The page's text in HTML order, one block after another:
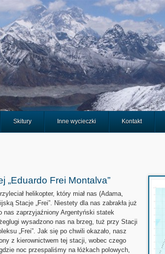
Skitury Inne wycieczki Kontakt
„Eduardo Frei Montalva”
helikopter, który miał nas (Adama,
Stacje „Frei”. Niestety dla nas zabrakła już
nas zaprzyjaźniony Argentyński statek
wysadzono nas na brzeg, tuż przy Stacji
„Frei”. Jak się po chwili okazało, nasz
z kierownictwem tej stacji, wobec czego
noc przespaliśmy na łóżkach polowych,